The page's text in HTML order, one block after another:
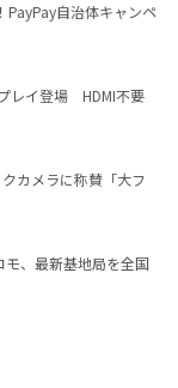
PayPay自治体キャンペ
レイ登場 HDMI不要
カメラに称賛「大フ
、最新基地局を全国